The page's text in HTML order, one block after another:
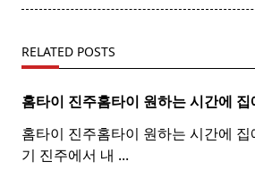
text">Page</span>
RELATED POSTS
홈타이 진주홈타이 원하는 시간에
홈타이 진주홈타이 원하는 시간에
기 진주에서 내 ...